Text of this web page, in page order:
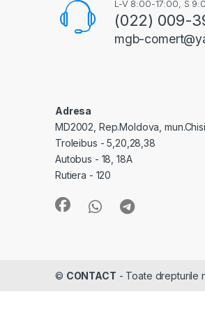
L-V 8:00-17:00, S
(022) 009-
mgb-
Adresa
MD2002, Rep.Moldova,
Troleibus - 5,20,28,38
Autobus - 18, 18A
Rutiera - 120
© CONTACT - Toate drepturile